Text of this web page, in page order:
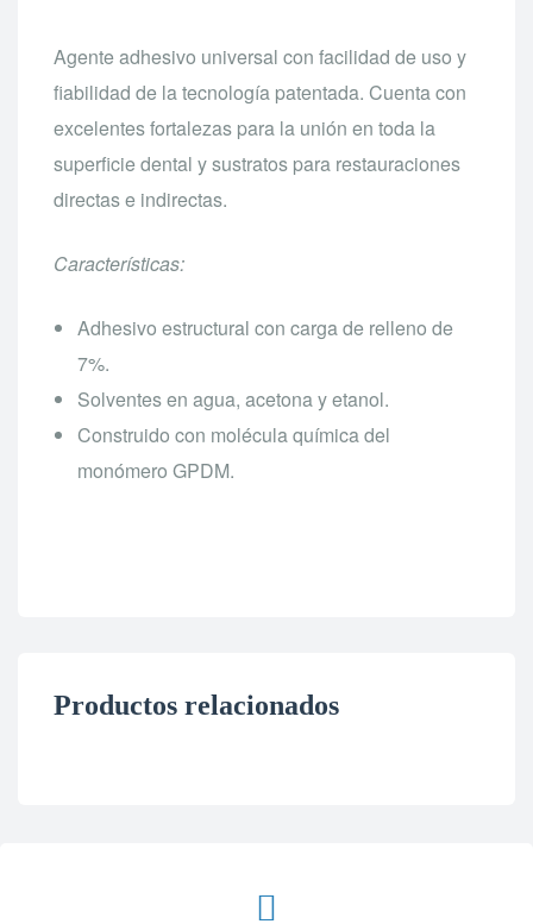
Agente adhesivo universal con facilidad de uso y
fiabilidad de la tecnología patentada. Cuenta con
excelentes fortalezas para la unión en toda la
superficie dental y sustratos para restauraciones
directas e indirectas.
Características:
Adhesivo estructural con carga de relleno de
7%.
Solventes en agua, acetona y etanol.
Construido con molécula química del
monómero GPDM.
Productos relacionados